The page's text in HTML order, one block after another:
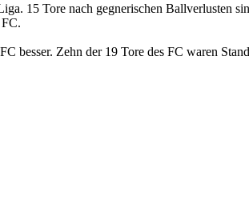
15 Tore nach gegnerischen Ballverlusten
Zehn der 19 Tore des FC waren